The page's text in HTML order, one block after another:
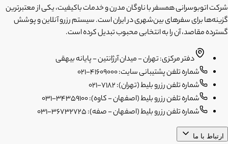
شرکت اتوبوسرانی همسفر با ناوگان مدرن و خدمات باکیفیت، یکی از معتبرترین
گزینه‌ها برای سفرهای بین‌شهری در ایران است. سیستم رزرو آنلاین و پوشش
گسترده مقاصد، آن را به انتخابی محبوب تبدیل کرده است.
دفتر مرکزی: تهران - میدان آرژانتین - پایانه بیهقی
شماره تلفن پشتیبانی سایت: 41609000-021
شماره تلفن رزرو بلیط (تهران): 7182-021
شماره تلفن رزرو بلیط (اصفهان - کاوه): 34359100-031
شماره تلفن رزرو بلیط (اصفهان - صفه): 36732725-031
ارتباط با ما